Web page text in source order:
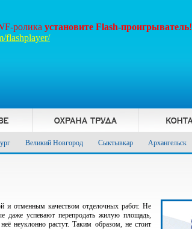
ролика установите Flash-проигрыватель!
flashplayer/
Архангельск
Сыктывкар
Великий Новгород
и отменным качеством отделочных работ. Не
даже успевают перепродать жилую площадь,
неуклонно растут. Таким образом, не стоит